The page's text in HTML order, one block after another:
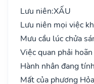
Lưu niên:XẤU
Lưu niên mọi việc
Mưu cầu lúc chửa
Việc quan phải
Hành nhân đang
Mất của phương